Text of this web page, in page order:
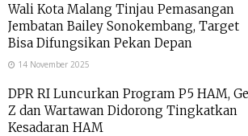
Wali Kota Malang Tinjau Pemasangan
Jembatan Bailey Sonokembang, Target
Bisa Difungsikan Pekan Depan
14 November 2025
DPR RI Luncurkan Program P5 HAM,
Z dan Wartawan Didorong Tingkatkan
Kesadaran HAM